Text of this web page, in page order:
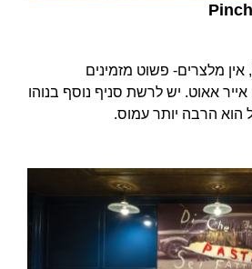
אין מלצרים- פשוט מזמינים
אאוט. יש לרשת סניף נוסף בנוהו